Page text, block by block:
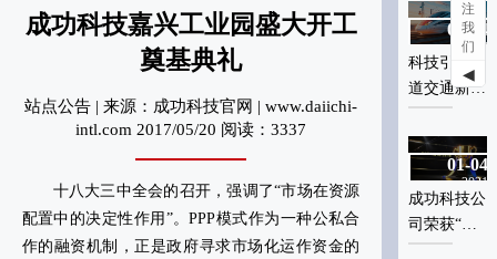
成功科技嘉兴工业园盛大开工
奠基典礼
站点公告 | 来源：成功科技官网 | www.daiichi-
intl.com 2017/05/20 阅读：3337
十八大三中全会的召开，强调了“市场在资源
配置中的决定性作用”。PPP模式作为一种公私合
作的融资机制，正是政府寻求市场化运作资金的
料革命：金
式突破
成功科技公
司荣获“高
新技术企
01-04
2024
科技引领轨
道交通新材
料革命：金
属蜂窝板应
用实现跨越
式突破
01-04
2021
成功科技公
司荣获“高
新技术企
注
我
们
◀